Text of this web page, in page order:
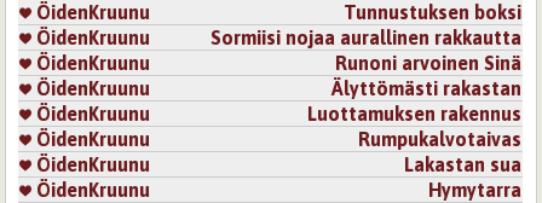
ÖidenKruunu
Tunnustuksen boksi
ÖidenKruunu
Sormiisi nojaa aurallinen rakkautta
ÖidenKruunu
Runoni arvoinen Sinä
ÖidenKruunu
Älyttömästi rakastan
ÖidenKruunu
Luottamuksen rakennus
ÖidenKruunu
Rumpukalvotaivas
ÖidenKruunu
Lakastan sua
ÖidenKruunu
Hymytarra